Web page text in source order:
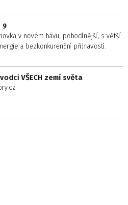
9
v novém hávu, pohodlnější, s větší
a bezkonkurenční přilnavostí.
VŠECH zemí světa